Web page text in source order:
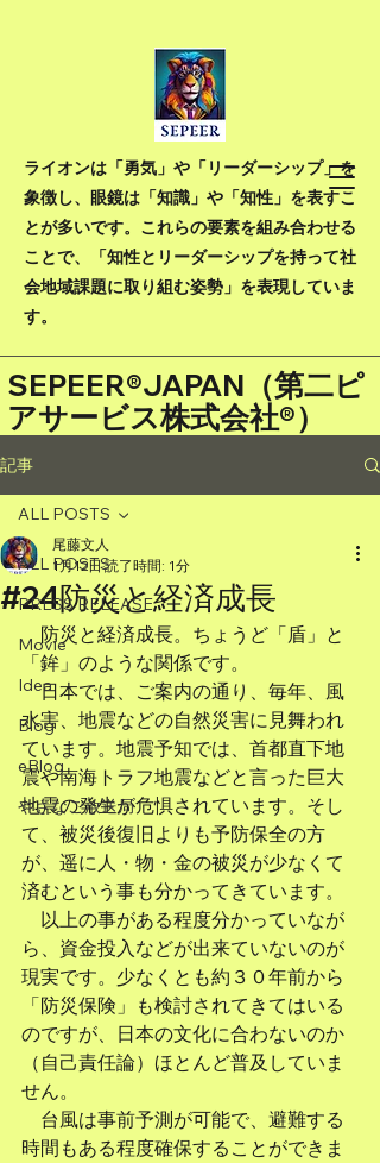
ライオンは「勇気」や「リーダーシップ」を
象徴し、眼鏡は「知識」や「知性」を表すこ
とが多いです。これらの要素を組み合わせる
ことで、「知性とリーダーシップを持って社
会地域課題に取り組む姿勢」を表現していま
す。
SEPEER®JAPAN（第二ピ
アサービス株式会社®）
記事
ALL POSTS
PRESS RELEASE
Movie
Idea
Blog
eBlog
やさなご放送局
ALL POSTS
#24防災と経済成長
尾藤文人
1月12日読了時間: 1分
防災と経済成長。ちょうど「盾」と
「鉾」のような関係です。
日本では、ご案内の通り、毎年、風
水害、地震などの自然災害に見舞われ
ています。地震予知では、首都直下地
震や南海トラフ地震などと言った巨大
地震の発生が危惧されています。そし
て、被災後復旧よりも予防保全の方
が、遥に人・物・金の被災が少なくて
済むという事も分かってきています。
以上の事がある程度分かっていなが
ら、資金投入などが出来ていないのが
現実です。少なくとも約３０年前から
「防災保険」も検討されてきてはいる
のですが、日本の文化に合わないのか
（自己責任論）ほとんど普及していま
せん。
台風は事前予測が可能で、避難する
時間もある程度確保することができま